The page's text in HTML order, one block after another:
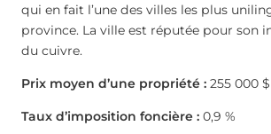
qui en fait l’une des villes les plus
province. La ville est réputée pour son
du cuivre.
Prix moyen d’une propriété : 255 000 $
Taux d’imposition foncière : 0,9 %